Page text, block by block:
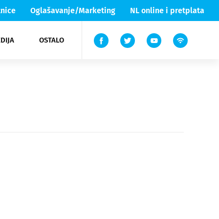
Oglašavanje/Marketing NL online i pretplata
OSTALO
Lika & Senj
TV